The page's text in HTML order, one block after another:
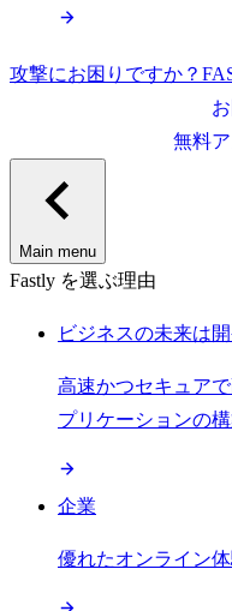
攻撃にお困りですか？
無料
Main menu
Fastly を選ぶ理由
ビジネスの未来は
高速かつセキュア
プリケーションの
企業
優れたオンライン